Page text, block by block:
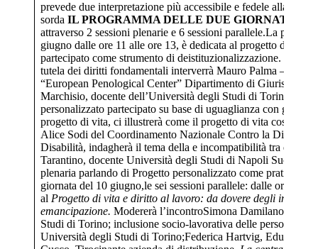
prevede due interpretazione più accessibile e fedele alla
sorda IL PROGRAMMA DELLE DUE GIORNATE
attraverso 2 sessioni plenarie e 6 sessioni parallele.La prima
giugno dalle ore 11 alle ore 13, è dedicata al progetto di vita
partecipato come strumento di deistituzionalizzazione. Sulle
tutela dei diritti fondamentali interverrà Mauro Palma –
“European Penological Center” Dipartimento di
Marchisio, docente dell’Università degli Studi di Torino
personalizzato partecipato su base di uguaglianza con gli
progetto di vita, ci illustrerà come il progetto di vita costruisce
Alice Sodi del Coordinamento Nazionale Contro la
Disabilità, indagherà il tema della e incompatibilità tra diritti
Tarantino, docente Università degli Studi di Napoli Suor
plenaria parlando di Progetto personalizzato come pratica di
giornata del 10 giugno,le sei sessioni parallele: dalle ore 15
al Progetto di vita e diritto al lavoro: da dovere degli inclusi
emancipazione. Modererà l’incontroSimona Damilano,
Studi di Torino; inclusione socio-lavorativa delle persone
Università degli Studi di Torino;Federica Hartvig, Educatrice